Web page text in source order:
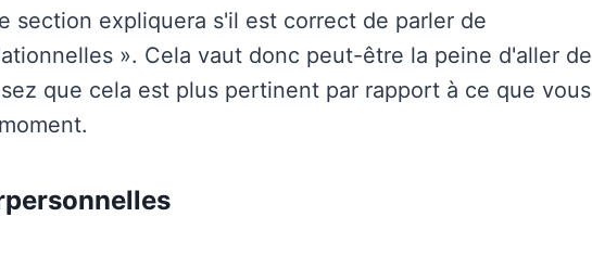
section expliquera s'il est correct de parler de
». Cela vaut donc peut-être la peine d'aller de
que cela est plus pertinent par rapport à ce que vous